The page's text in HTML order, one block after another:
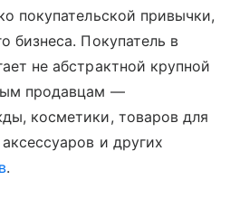
покупательской привычки,
бизнеса. Покупатель в
не абстрактной крупной
продавцам —
косметики, товаров для
и других
.